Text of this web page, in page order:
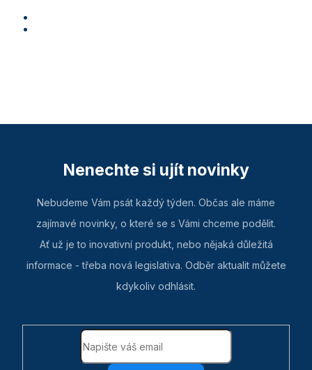
Nenechte si ujít novinky
Nebudeme Vám psát každý týden. Občas ale máme
zajímavé novinky, o které se s Vámi chceme podělit.
Ať už je to inovativní produkt, nebo nějaká důležitá
informace - třeba nová legislativa. Odběr aktualit můžete
kdykoliv odhlásit.